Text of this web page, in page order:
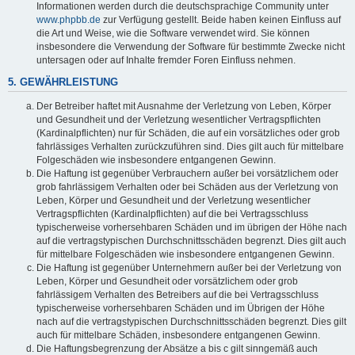
Informationen werden durch die deutschsprachige Community unter
www.phpbb.de zur Verfügung gestellt. Beide haben keinen Einfluss auf
die Art und Weise, wie die Software verwendet wird. Sie können
insbesondere die Verwendung der Software für bestimmte Zwecke nicht
untersagen oder auf Inhalte fremder Foren Einfluss nehmen.
5. GEWÄHRLEISTUNG
Der Betreiber haftet mit Ausnahme der Verletzung von Leben, Körper
und Gesundheit und der Verletzung wesentlicher Vertragspflichten
(Kardinalpflichten) nur für Schäden, die auf ein vorsätzliches oder grob
fahrlässiges Verhalten zurückzuführen sind. Dies gilt auch für mittelbare
Folgeschäden wie insbesondere entgangenen Gewinn.
Die Haftung ist gegenüber Verbrauchern außer bei vorsätzlichem oder
grob fahrlässigem Verhalten oder bei Schäden aus der Verletzung von
Leben, Körper und Gesundheit und der Verletzung wesentlicher
Vertragspflichten (Kardinalpflichten) auf die bei Vertragsschluss
typischerweise vorhersehbaren Schäden und im übrigen der Höhe nach
auf die vertragstypischen Durchschnittsschäden begrenzt. Dies gilt auch
für mittelbare Folgeschäden wie insbesondere entgangenen Gewinn.
Die Haftung ist gegenüber Unternehmern außer bei der Verletzung von
Leben, Körper und Gesundheit oder vorsätzlichem oder grob
fahrlässigem Verhalten des Betreibers auf die bei Vertragsschluss
typischerweise vorhersehbaren Schäden und im Übrigen der Höhe
nach auf die vertragstypischen Durchschnittsschäden begrenzt. Dies gilt
auch für mittelbare Schäden, insbesondere entgangenen Gewinn.
Die Haftungsbegrenzung der Absätze a bis c gilt sinngemäß auch